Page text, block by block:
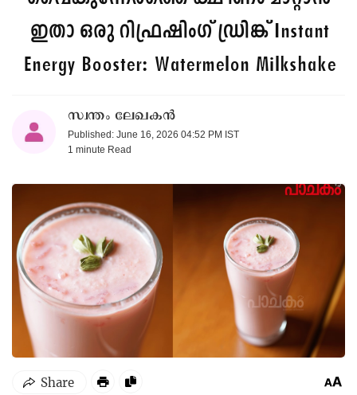
ഇതാ ഒരു റിഫ്രഷിംഗ് ഡ്രിങ്ക്Instant
Energy Booster: Watermelon Milkshake
സ്വന്തം ലേഖകൻ
Published: June 16, 2026 04:52 PM IST
1 minute Read